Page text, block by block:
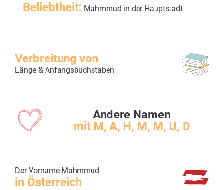
Beliebtheit: Mahmmud in der Hauptstadt
Verbreitung von
Länge & Anfangsbuchstaben
Andere Namen
mit M, A, H, M, M, U, D
Der Vorname Mahmmud
in Österreich